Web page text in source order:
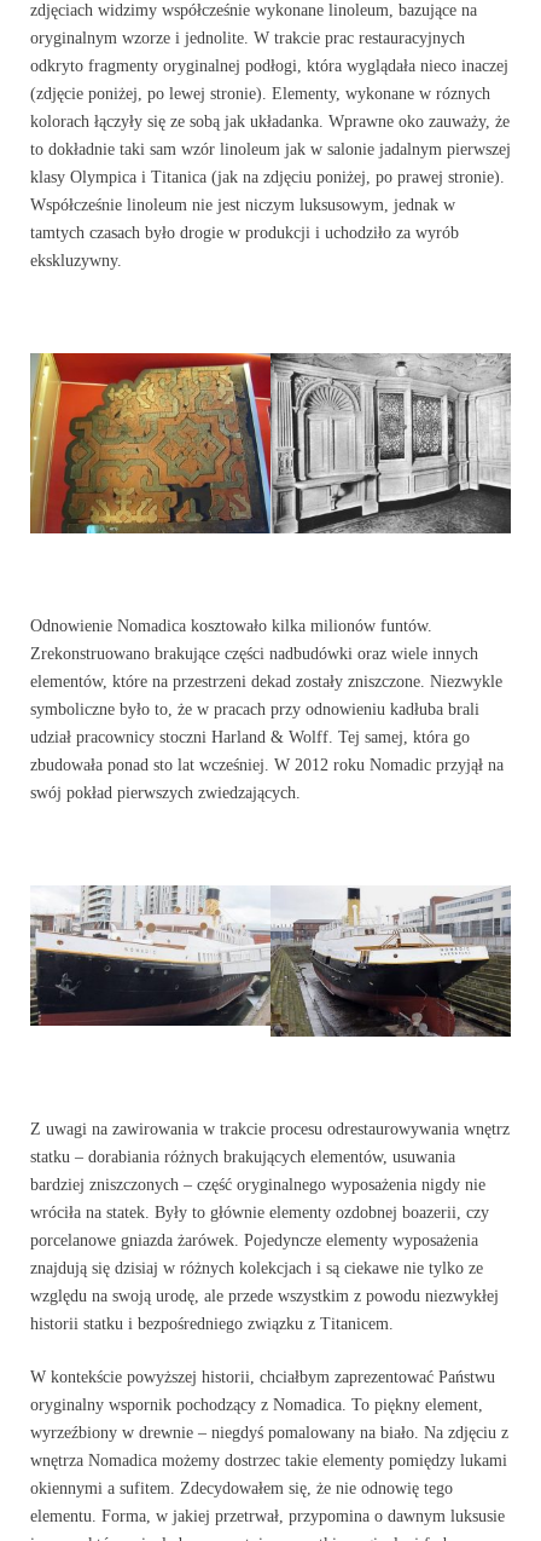
zdjęciach widzimy współcześnie wykonane linoleum, bazujące na
oryginalnym wzorze i jednolite. W trakcie prac restauracyjnych
odkryto fragmenty oryginalnej podłogi, która wyglądała nieco inaczej
(zdjęcie poniżej, po lewej stronie). Elementy, wykonane w róznych
kolorach łączyły się ze sobą jak układanka. Wprawne oko zauważy, że
to dokładnie taki sam wzór linoleum jak w salonie jadalnym pierwszej
klasy Olympica i Titanica (jak na zdjęciu poniżej, po prawej stronie).
Współcześnie linoleum nie jest niczym luksusowym, jednak w
tamtych czasach było drogie w produkcji i uchodziło za wyrób
ekskluzywny.
Odnowienie Nomadica kosztowało kilka milionów funtów.
Zrekonstruowano brakujące części nadbudówki oraz wiele innych
elementów, które na przestrzeni dekad zostały zniszczone. Niezwykle
symboliczne było to, że w pracach przy odnowieniu kadłuba brali
udział pracownicy stoczni Harland & Wolff. Tej samej, która go
zbudowała ponad sto lat wcześniej. W 2012 roku Nomadic przyjął na
swój pokład pierwszych zwiedzających.
Z uwagi na zawirowania w trakcie procesu odrestaurowywania wnętrz
statku – dorabiania różnych brakujących elementów, usuwania
bardziej zniszczonych – część oryginalnego wyposażenia nigdy nie
wróciła na statek. Były to głównie elementy ozdobnej boazerii, czy
porcelanowe gniazda żarówek. Pojedyncze elementy wyposażenia
znajdują się dzisiaj w różnych kolekcjach i są ciekawe nie tylko ze
względu na swoją urodę, ale przede wszystkim z powodu niezwykłej
historii statku i bezpośredniego związku z Titanicem.
W kontekście powyższej historii, chciałbym zaprezentować Państwu
oryginalny wspornik pochodzący z Nomadica. To piękny element,
wyrzeźbiony w drewnie – niegdyś pomalowany na biało. Na zdjęciu z
wnętrza Nomadica możemy dostrzec takie elementy pomiędzy lukami
okiennymi a sufitem. Zdecydowałem się, że nie odnowię tego
elementu. Forma, w jakiej przetrwał, przypomina o dawnym luksusie